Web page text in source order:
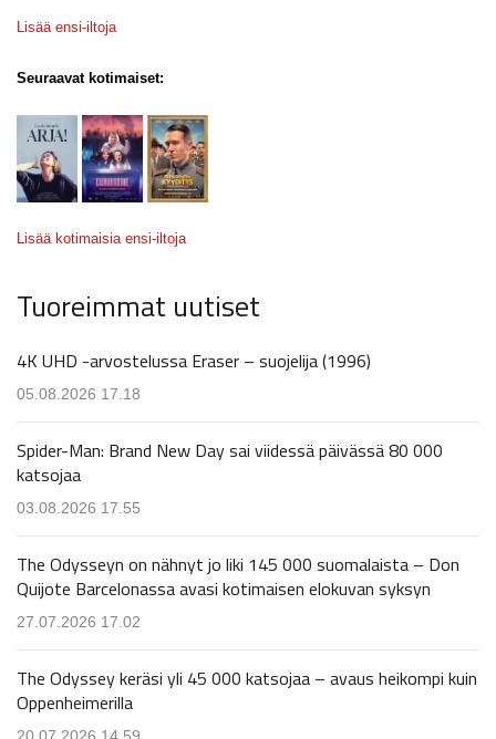
Lisää ensi-iltoja
Seuraavat kotimaiset:
Lisää kotimaisia ensi-iltoja
Tuoreimmat uutiset
4K UHD -arvostelussa Eraser – suojelija (1996)
05.08.2026 17.18
Spider-Man: Brand New Day sai viidessä päivässä 80 000
katsojaa
03.08.2026 17.55
The Odysseyn on nähnyt jo liki 145 000 suomalaista – Don
Quijote Barcelonassa avasi kotimaisen elokuvan syksyn
27.07.2026 17.02
The Odyssey keräsi yli 45 000 katsojaa – avaus heikompi kuin
Oppenheimerilla
20.07.2026 14.59